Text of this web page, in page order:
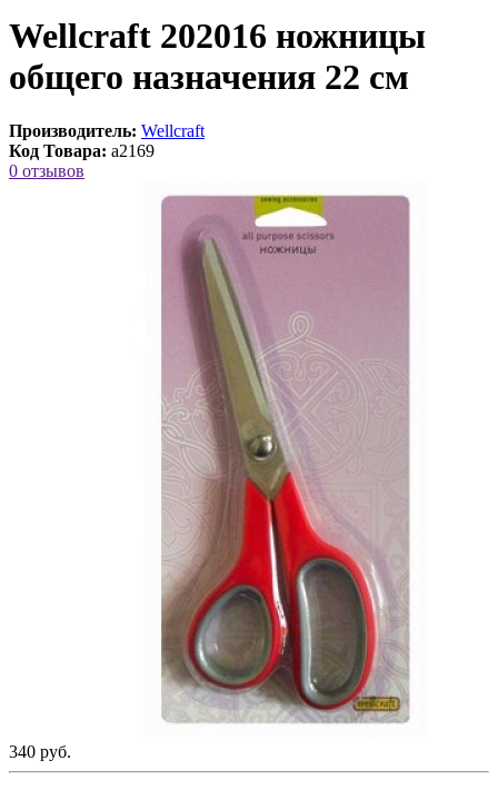
Wellcraft 202016 ножницы
общего назначения 22 см
Производитель: Wellcraft
Код Товара: a2169
0 отзывов
340 руб.